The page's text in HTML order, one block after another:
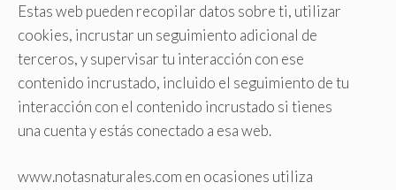
Estas web pueden recopilar datos sobre ti, utilizar
cookies, incrustar un seguimiento adicional de
terceros, y supervisar tu interacción con ese
contenido incrustado, incluido el seguimiento de tu
interacción con el contenido incrustado si tienes
una cuenta y estás conectado a esa web.
www.notasnaturales.com en ocasiones utiliza